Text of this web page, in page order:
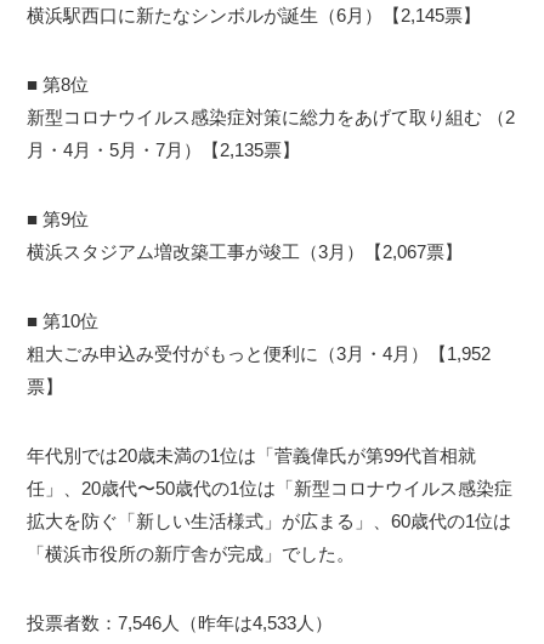
横浜駅西口に新たなシンボルが誕生（6月）【2,145票】
■ 第8位
新型コロナウイルス感染症対策に総力をあげて取り組む （2
月・4月・5月・7月）【2,135票】
■ 第9位
横浜スタジアム増改築工事が竣工（3月）【2,067票】
■ 第10位
粗大ごみ申込み受付がもっと便利に（3月・4月）【1,952
票】
年代別では20歳未満の1位は「菅義偉氏が第99代首相就
任」、20歳代〜50歳代の1位は「新型コロナウイルス感染症
拡大を防ぐ「新しい生活様式」が広まる」、60歳代の1位は
「横浜市役所の新庁舎が完成」でした。
投票者数：7,546人（昨年は4,533人）